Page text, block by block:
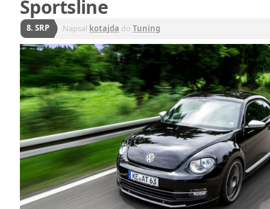
Sportsline
8. SRP Napsal kotajda do Tuning